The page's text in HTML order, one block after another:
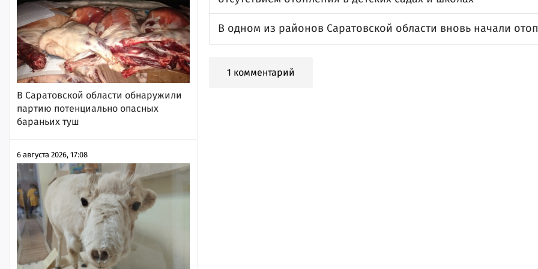
В Саратовской области обнаружили
партию потенциально опасных
бараньих туш
6 августа 2026, 17:08
В одном из районов Саратовской области вновь начали
1 комментарий